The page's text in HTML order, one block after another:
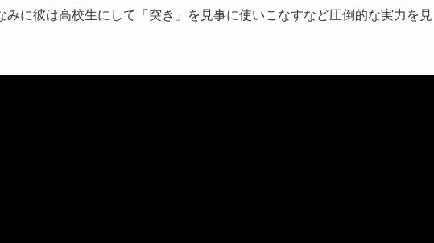
みに彼は高校生にして「突き」を見事に使いこなすなど圧倒的な実力を見